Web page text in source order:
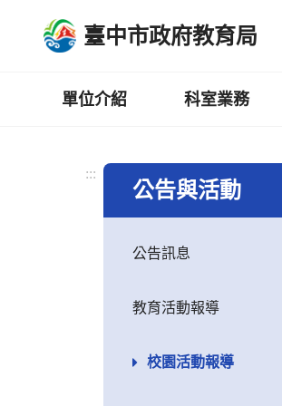
臺中市政府教育局
單位介紹 科室業務
:::
公告與活動
公告訊息
教育活動報導
校園活動報導